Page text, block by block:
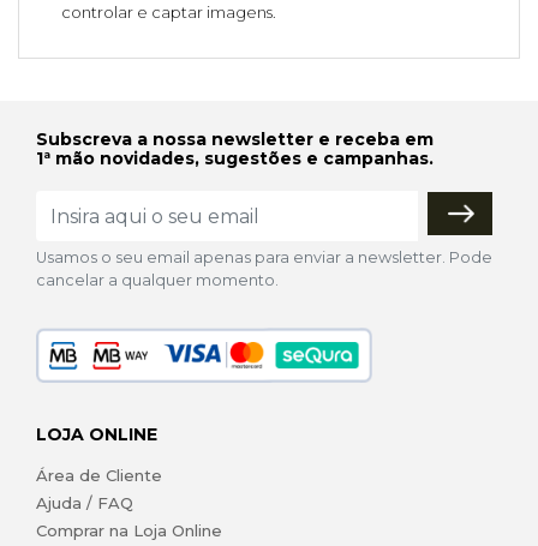
controlar e captar imagens.
Subscreva a nossa newsletter e receba em
1ª mão novidades, sugestões e campanhas.
Usamos o seu email apenas para enviar a newsletter. Pode
cancelar a qualquer momento.
LOJA ONLINE
Área de Cliente
Ajuda / FAQ
Comprar na Loja Online